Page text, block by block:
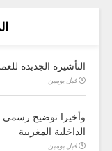
التأشيرة الجديدة
قبل يومين
وأخيرا توضيح
الداخلية المغربية
قبل يومين